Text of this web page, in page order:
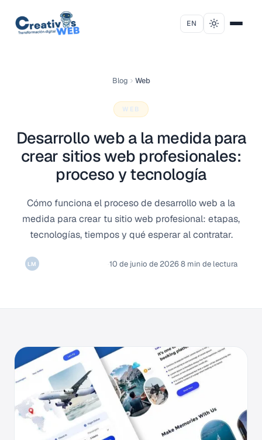
Saltar al contenido
EN
Blog Web
WEB
Desarrollo web a la medida para
crear sitios web profesionales:
proceso y tecnología
Cómo funciona el proceso de desarrollo web a la
medida para crear tu sitio web profesional: etapas,
tecnologías, tiempos y qué esperar al contratar.
LM Luis Mauricio Melo 10 de junio de 2026·8 min de lectura